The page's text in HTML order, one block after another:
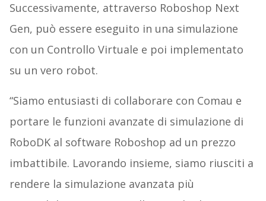
Successivamente, attraverso Roboshop Next
Gen, può essere eseguito in una simulazione
con un Controllo Virtuale e poi implementato
su un vero robot.
“Siamo entusiasti di collaborare con Comau e
portare le funzioni avanzate di simulazione di
RoboDK al software Roboshop ad un prezzo
imbattibile. Lavorando insieme, siamo riusciti a
rendere la simulazione avanzata più